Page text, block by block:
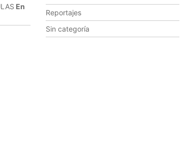
En
Reportajes
Sin categoría